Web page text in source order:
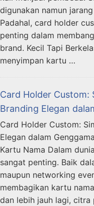
digunakan namun
Padahal, card holder
penting dalam
brand. Kecil Tapi
menyimpan kartu …
Card Holder Custom:
Branding Elegan
Card Holder Custom:
Elegan dalam
Kartu Nama Dalam
sangat penting. Baik
maupun networking
membagikan kartu
dan lebih jauh lagi, citra